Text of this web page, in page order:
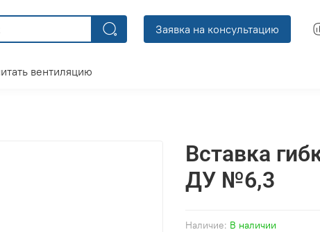
Заявка на консультацию
вентиляцию
Наличие: В наличии
Вставка
ДУ №6,3